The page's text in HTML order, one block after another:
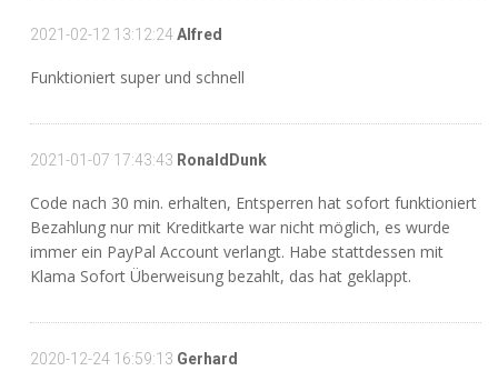
2021-02-12 13:12:24Alfred
Funktioniert super und schnell
2021-01-07 17:43:43 RonaldDunk
Code nach 30 min. erhalten, Entsperren hat sofort funktioniert
Bezahlung nur mit Kreditkarte war nicht möglich, es wurde
immer ein PayPal Account verlangt. Habe stattdessen mit
Klama Sofort Überweisung bezahlt, das hat geklappt.
2020-12-24 16:59:13 Gerhard